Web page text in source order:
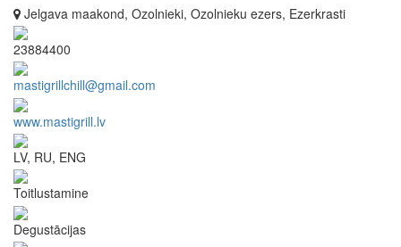
Jelgava maakond, Ozolnieki, Ozolnieku ezers, Ezerkrasti
23884400
mastigrillchill@gmail.com
www.mastigrill.lv
LV, RU, ENG
Toitlustamine
Degustācijas